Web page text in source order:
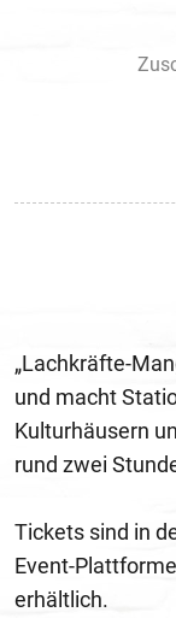
„Lachkräfte-
und macht
Kulturhäusern
rund zwei
Tickets sind in
Event-
erhältlich.